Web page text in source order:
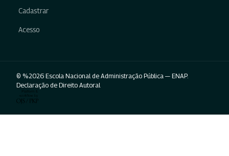
Cadastrar
Acesso
© %2026 Escola Nacional de Administração Pública — ENAP.
Declaração de Direito Autoral